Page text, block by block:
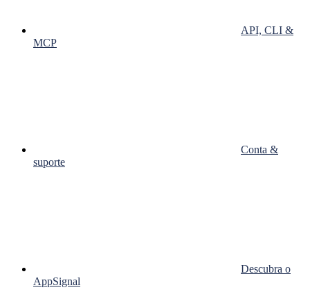
API, CLI &
MCP
Conta &
suporte
Descubra o
AppSignal